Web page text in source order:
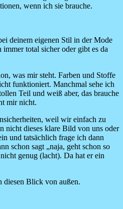
wenn ich sie brauche.
deinem eigenen Stil in der Mode
total sicher oder gibt es da
was mir steht. Farben und Stoffe
funktioniert. Manchmal sehe ich
Teil und weiß aber, das brauche
mir nicht.
weil wir einfach zu
nicht dieses klare Bild von uns oder
und tatsächlich frage ich dann
schon sagt „naja, geht schon so
genug (lacht). Da hat er ein
diesen Blick von außen.